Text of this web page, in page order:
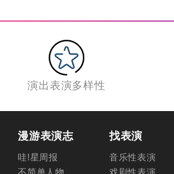
演出表演多样性
漫游表演志
哇!星周报
找表演
音乐性表演